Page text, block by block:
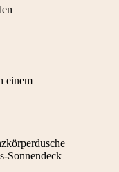
einem
Sonnendeck